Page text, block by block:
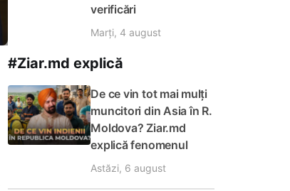
verificări
Marți, 4 august
#Ziar.md explică
De ce vin tot mai mulți
muncitori din Asia în R.
Moldova? Ziar.md
explică fenomenul
Astăzi, 6 august